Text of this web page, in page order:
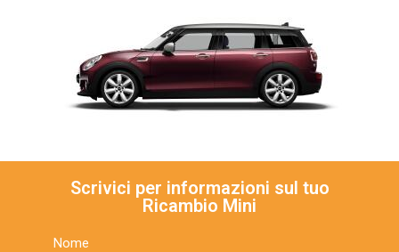
Scrivici per informazioni sul tuo
Ricambio Mini
Nome